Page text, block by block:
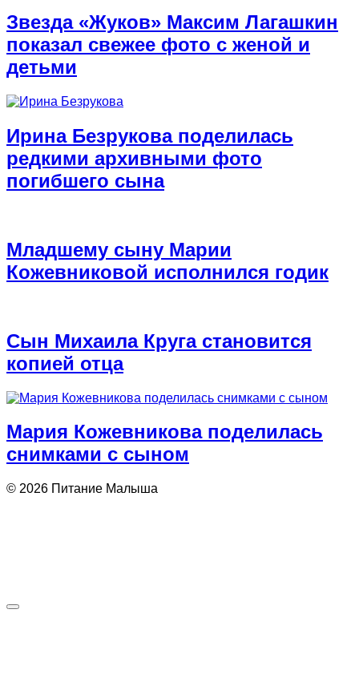
Звезда «Жуков» Максим Лагашкин
показал свежее фото с женой и
детьми
Ирина Безрукова поделилась
редкими архивными фото
погибшего сына
Младшему сыну Марии
Кожевниковой исполнился годик
Сын Михаила Круга становится
копией отца
Мария Кожевникова поделилась
снимками с сыном
© 2026 Питание Малыша